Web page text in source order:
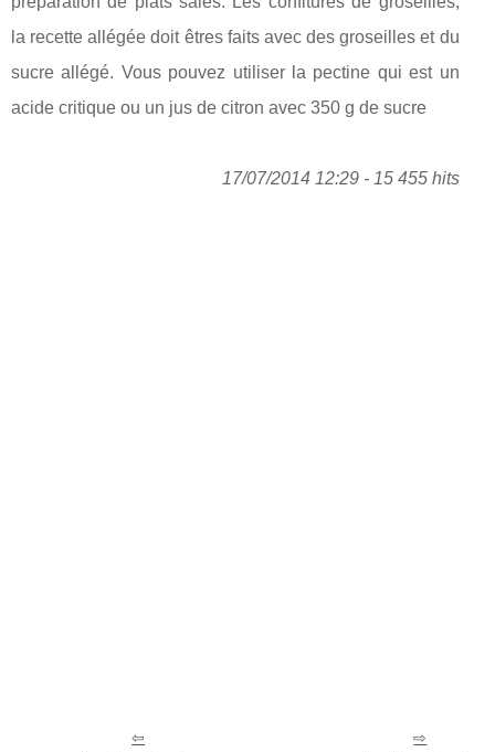
la recette allégée doit êtres faits avec des groseilles et du
sucre allégé. Vous pouvez utiliser la pectine qui est un
acide critique ou un jus de citron avec 350 g de sucre
17/07/2014 12:29 - 15 455 hits